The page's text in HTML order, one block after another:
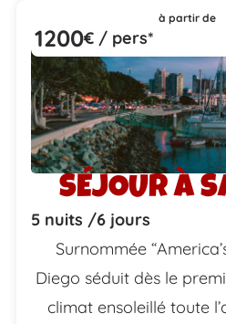
à partir de
1200€ / pers*
SÉJOUR À
5 nuits /6 jours
Surnommée
Diego séduit dès le
climat ensoleillé toute